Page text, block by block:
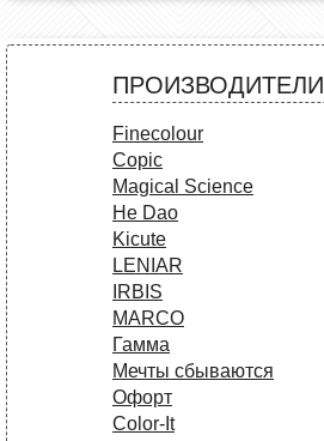
ПРОИЗВОДИТЕЛИ
Finecolour
Copic
Magical Science
He Dao
Kicute
LENIAR
IRBIS
MARCO
Гамма
Мечты сбываются
Офорт
Сolor-It